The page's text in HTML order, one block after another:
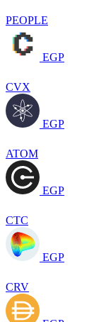
PEOPLE
EGP
CVX
EGP
ATOM
EGP
CTC
EGP
CRV